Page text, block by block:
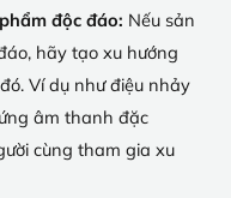
độc đáo: Nếu sản
hãy tạo xu hướng
Ví dụ như điệu nhảy
âm thanh đặc
cùng tham gia xu